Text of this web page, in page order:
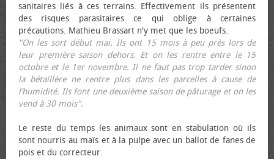
sanitaires liés à ces terrains. Effectivement ils présentent
des risques parasitaires ce qui oblige à certaines
précautions. Mathieu Brassart n'y met que les bœufs.
"On les sort début mai. Ils ont 15 mois à peu près lors de
leur première saison dehors. Et on les rentre entre le 15
octobre et le 1er novembre. Il ne faut pas trop tarder sinon
la bétaillère ne rentre plus dans les parcelles à cause de
l’humidité. Ils font une deuxième saison de pâturage et on les
vend à 30 mois".
Le reste du temps les animaux sont en stabulation où ils
sont nourris au maïs et à la pulpe avec un ballot de fanes de
pois et du correcteur.